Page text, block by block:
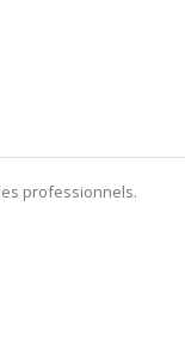
professionnels.